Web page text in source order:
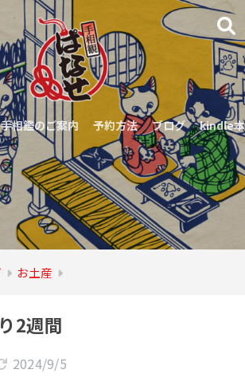
手相鑑のご案内 予約方法 ブログ kindle本
お土産
2週間
2024/9/5